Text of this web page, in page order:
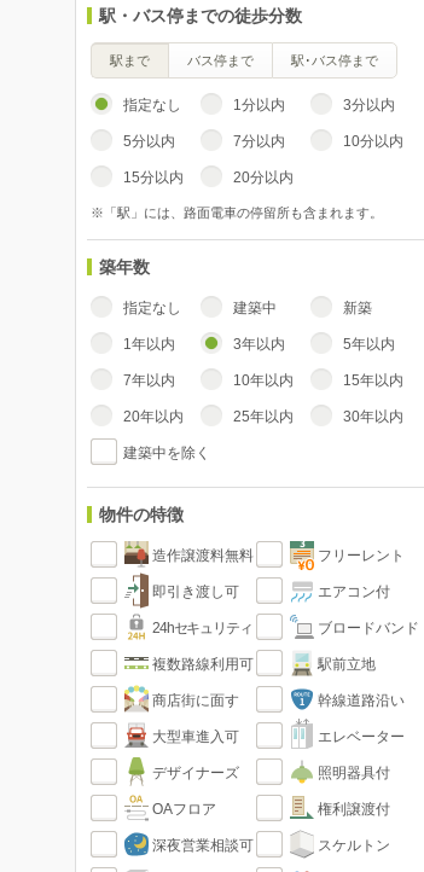
駅・バス停までの徒歩分数
駅まで バス停まで 駅･バス停まで
指定なし 1分以内 3分以内
5分以内 7分以内 10分以内
15分以内 20分以内
※「駅」には、路面電車の停留所も含まれます。
築年数
指定なし 建築中 新築
1年以内 3年以内 5年以内
7年以内 10年以内 15年以内
20年以内 25年以内 30年以内
建築中を除く
物件の特徴
造作譲渡料無料 フリーレント
即引き渡し可 エアコン付
24hセキュリティ ブロードバンド
複数路線利用可 駅前立地
商店街に面す 幹線道路沿い
大型車進入可 エレベーター
デザイナーズ 照明器具付
OAフロア 権利譲渡付
深夜営業相談可 スケルトン